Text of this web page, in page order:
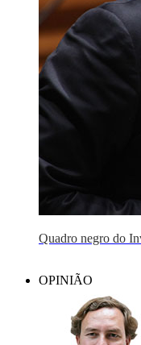
Quadro negro do
OPINIÃO